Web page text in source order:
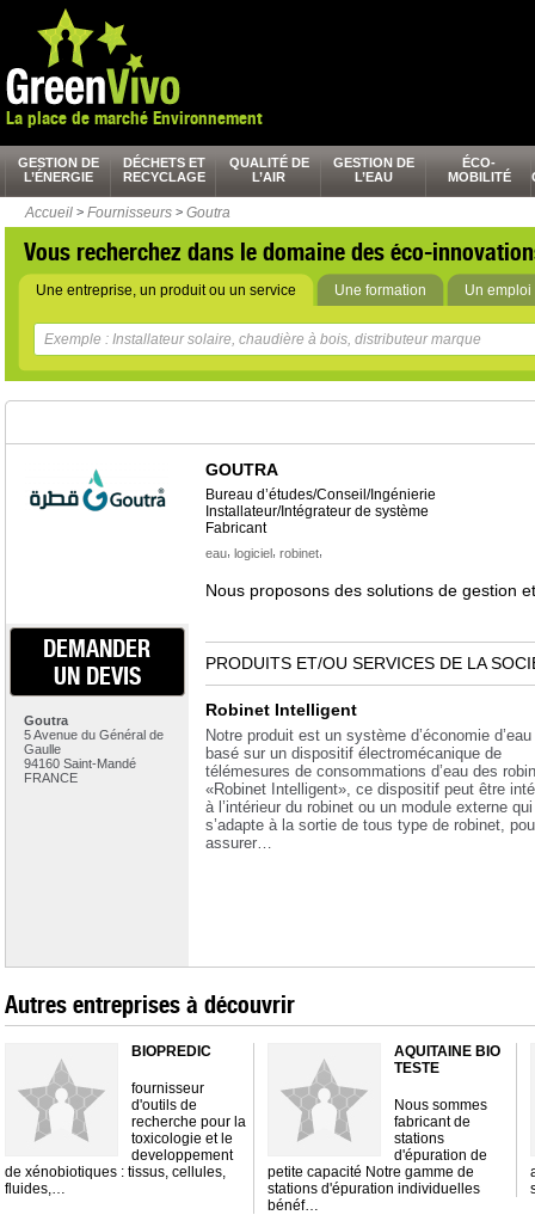
La place de marché Environnement
GESTION DE
L’ÉNERGIE
DÉCHETS ET
RECYCLAGE
QUALITÉ DE
L’AIR
GESTION DE
L’EAU
ÉCO-
MOBILITÉ
Accueil > Fournisseurs > Goutra
Vous recherchez dans le domaine des éco-
Une entreprise, un produit ou un service Une formation Un emploi
DEMANDER
UN DEVIS
Goutra
5 Avenue du Général de
Gaulle
94160 Saint-Mandé
FRANCE
GOUTRA
Bureau d’études/Conseil/Ingénierie
Installateur/Intégrateur de système
Fabricant
eau, logiciel, robinet,
Nous proposons des solutions de gestion
PRODUITS ET/OU SERVICES DE LA
Robinet Intelligent
Notre produit est un système d’économie d’eau
basé sur un dispositif électromécanique de
télémesures de consommations d’eau des
«Robinet Intelligent», ce dispositif peut être
à l’intérieur du robinet ou un module externe qui
s’adapte à la sortie de tous type de robinet,
assurer…
Autres entreprises à découvrir
BIOPREDIC
fournisseur
d'outils de
recherche pour la
toxicologie et le
developpement
de xénobiotiques : tissus, cellules,
fluides,…
AQUITAINE BIO
TESTE
Nous sommes
fabricant de
stations
d'épuration de
petite capacité Notre gamme de
stations d'épuration individuelles
bénéf…